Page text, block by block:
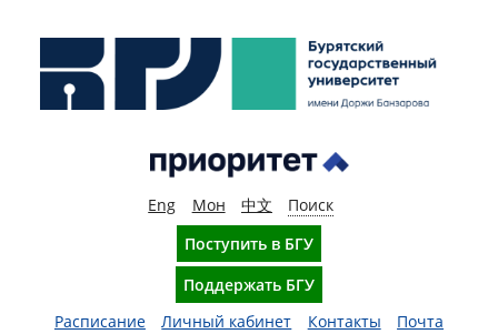
Eng Мон 中文
Поиск
Поступить в БГУ
Поддержать БГУ
Расписание
Личный кабинет Контакты Почта